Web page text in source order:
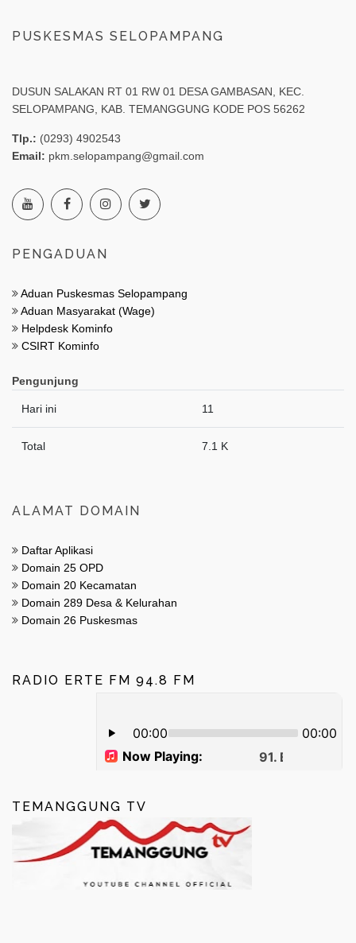
PUSKESMAS SELOPAMPANG
DUSUN SALAKAN RT 01 RW 01 DESA GAMBASAN, KEC.
SELOPAMPANG, KAB. TEMANGGUNG KODE POS 56262
Tlp.: (0293) 4902543
Email: pkm.selopampang@gmail.com
PENGADUAN
Aduan Puskesmas Selopampang
Aduan Masyarakat (Wage)
Helpdesk Kominfo
CSIRT Kominfo
Pengunjung
Hari ini 11
Total 7.1 K
ALAMAT DOMAIN
Daftar Aplikasi
Domain 25 OPD
Domain 20 Kecamatan
Domain 289 Desa & Kelurahan
Domain 26 Puskesmas
RADIO ERTE FM 94.8 FM
TEMANGGUNG TV